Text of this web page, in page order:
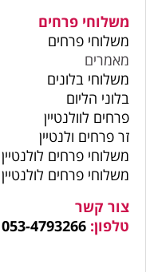
משלוחי פרחים
משלוחי פרחים
מאמרים
משלוחי בלונים
בלוני הליום
פרחים לוולנטיין
זר פרחים ולנטיין
משלוחי פרחים לולנטיין
משלוחי פרחים לולנטיין
צור קשר
טלפון: 053-4793266